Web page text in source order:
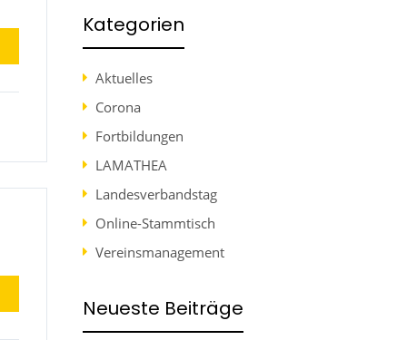
Kategorien
Aktuelles
Corona
Fortbildungen
LAMATHEA
Landesverbandstag
Online-Stammtisch
Vereinsmanagement
Neueste Beiträge